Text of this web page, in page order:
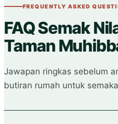
FREQUENTLY ASKED
FAQ Semak
Taman
Jawapan ringkas sebelum
butiran rumah untuk